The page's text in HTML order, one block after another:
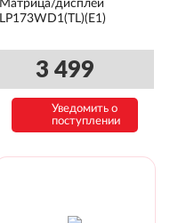
Матрица/дисплей
LP173WD1(TL)(E1)
3 499
Уведомить о
поступлении